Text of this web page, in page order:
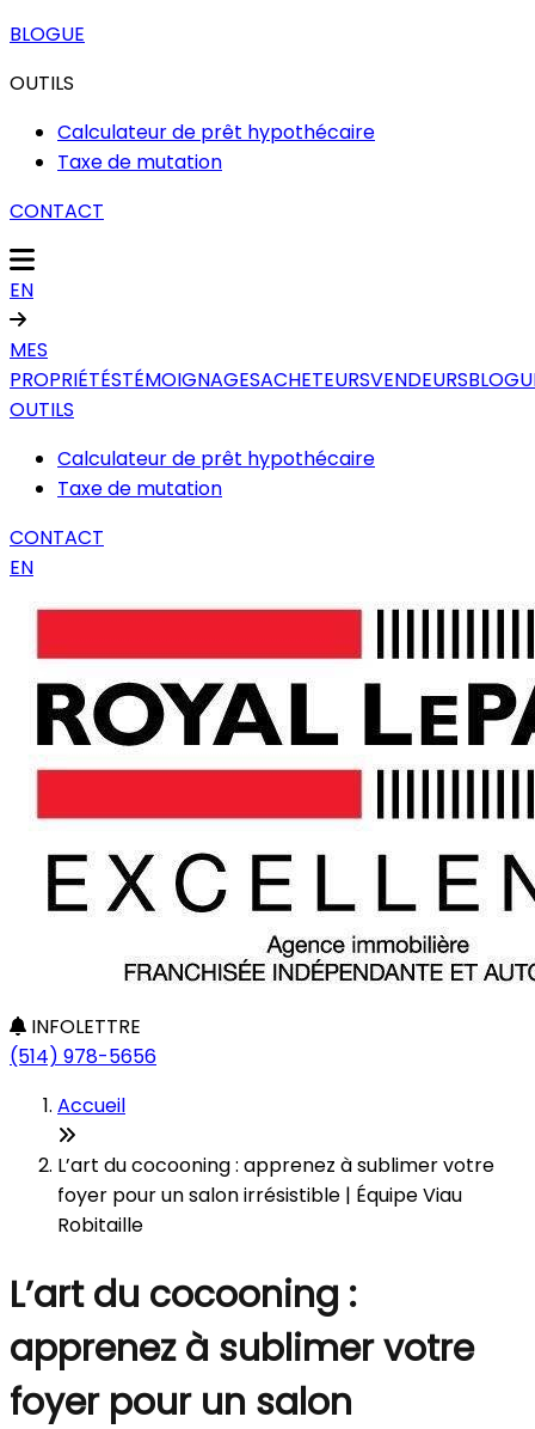
BLOGUE
OUTILS
Calculateur de prêt hypothécaire
Taxe de mutation
CONTACT
EN
MES
PROPRIÉTÉSTÉMOIGNAGESACHETEURSVENDEURS
OUTILS
Calculateur de prêt hypothécaire
Taxe de mutation
CONTACT
EN
INFOLETTRE
(514) 978-5656
Accueil
L’art du cocooning : apprenez à sublimer votre
foyer pour un salon irrésistible | Équipe Viau
Robitaille
L’art du cocooning :
apprenez à sublimer votre
foyer pour un salon